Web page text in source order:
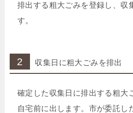
排出する粗大ごみを登録し、収
す。
2 収集日に粗大ごみを排出
確定した収集日に排出する粗大
自宅前に出します。市が委託し